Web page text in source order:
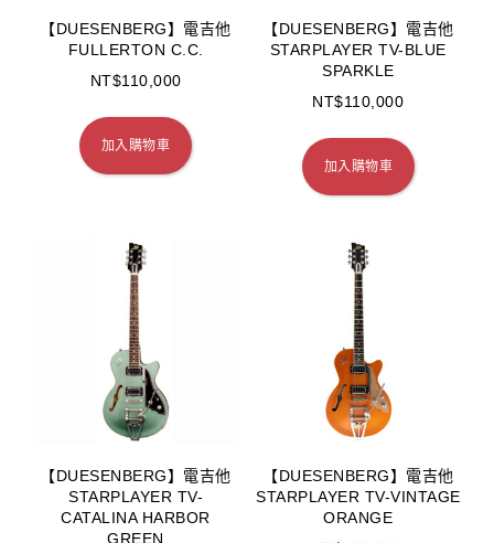
【DUESENBERG】電吉他
FULLERTON C.C.
NT$110,000
加入購物車
【DUESENBERG】電吉他
STARPLAYER TV-BLUE
SPARKLE
NT$110,000
加入購物車
【DUESENBERG】電吉他
STARPLAYER TV-
CATALINA HARBOR
GREEN
【DUESENBERG】電吉他
STARPLAYER TV-VINTAGE
ORANGE